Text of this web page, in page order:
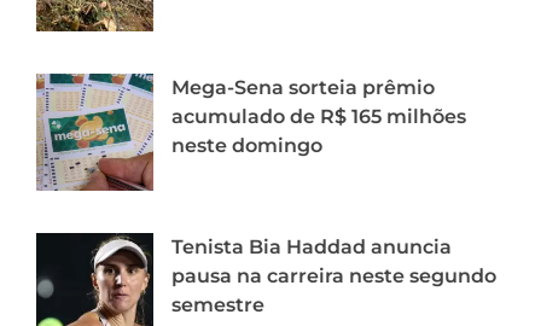
Mega-Sena sorteia prêmio
acumulado de R$ 165 milhões
neste domingo
Tenista Bia Haddad anuncia
pausa na carreira neste segundo
semestre